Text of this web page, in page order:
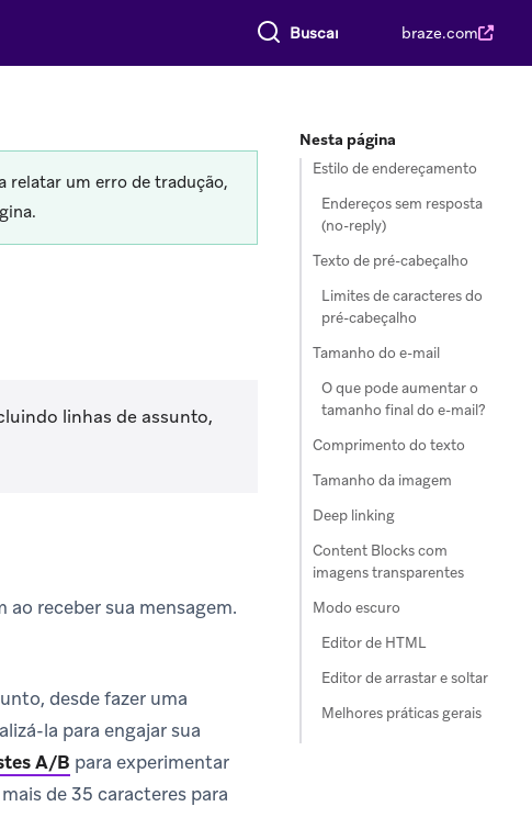
Buscar tudo braze.com
relatar um erro de tradução,
linhas de assunto,
ao receber sua mensagem.
desde fazer uma
la para engajar sua
A/B para experimentar
de 35 caracteres para
Nesta página
Estilo de endereçamento
Endereços sem resposta
(no-reply)
Texto de pré-cabeçalho
Limites de caracteres do
pré-cabeçalho
Tamanho do e-mail
O que pode aumentar o
tamanho final do e-mail?
Comprimento do texto
Tamanho da imagem
Deep linking
Content Blocks com
imagens transparentes
Modo escuro
Editor de HTML
Editor de arrastar e soltar
Melhores práticas gerais